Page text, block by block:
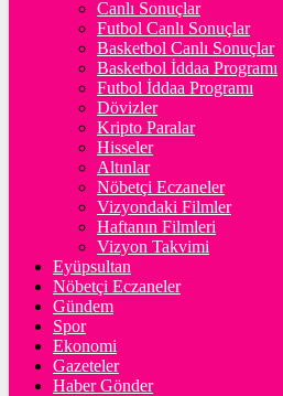
%1,29
BİTCOİN
฿%0.9
ETHEREUM
%2.2
TETHER
47.55
$%0
Canlı Sonuçlar
Futbol Canlı Sonuçlar
Basketbol Canlı Sonuçlar
Basketbol İddaa Programı
Futbol İddaa Programı
Dövizler
Kripto Paralar
Hisseler
Altınlar
Nöbetçi Eczaneler
Vizyondaki Filmler
Haftanın Filmleri
Vizyon Takvimi
Eyüpsultan
Nöbetçi Eczaneler
Gündem
Spor
Ekonomi
Gazeteler
Haber Gönder
20:37 / CHP EYÜPSULTAN İLÇE